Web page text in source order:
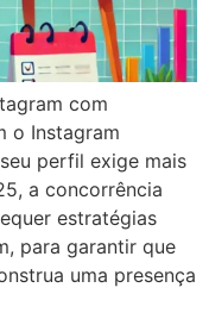
com
o Instagram
perfil exige mais
a concorrência
estratégias
para garantir que
uma presença